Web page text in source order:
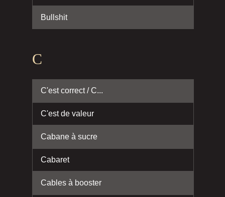
Bullshit
C
C'est correct / C...
C'est de valeur
Cabane à sucre
Cabaret
Cables à booster